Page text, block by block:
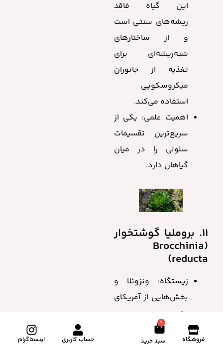
این گیاه فاقد
ریشه‌های سنتی است
و از ساختارهای
شبه‌ریشه‌ای برای
تغذیه از جانوران
میکروسکوپی
استفاده می‌کند.
اهمیت علمی: یکی از
سریع‌ترین تقسیمات
سلولی را در میان
گیاهان دارد.
11. بروملیا گوشتخوار
(Brocchinia
reducta)
زیستگاه: ونزوئلا و
بخش‌هایی از آمریکای
جنوبی.
ویژگی خاص: این گیاه
از خانواده بروملیاسهفروشگاه
0
سبد خرید حساب کاربری اینستاگرام